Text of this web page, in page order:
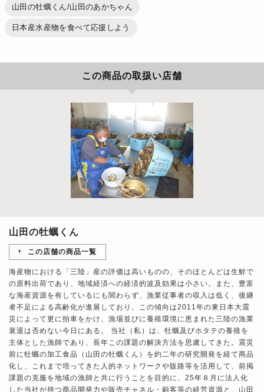
山田の牡蠣くん/山田のあかちゃん
日本産水産物を食べて応援しよう
この商品の取扱い店舗
山田の牡蠣くん
この店舗の商品一覧
海産物における「三陸」産の評価は高いものの、そのほとんどは生鮮で
の原料出荷であり、地域経済への経済的波及効果は小さい。また、豊富
な海産資源を有しているにも関わらず、漁業従事者の収入は低く、後継
者不足による高齢化が進展しており、この傾向は2011年の東日本大震
災によって更に拍車をかけ、漁場並びに養殖環境に恵まれた三陸の漁業
衰退は否めない今日にある。 当社（私）は、牡蠣及びホタテの養殖を
主体とした漁師であり、長年この課題の解決方法を思慮してきた。震災
前に牡蠣の加工食品（山田の牡蠣くん）を約二年の研究開発を経て商品
化し、これまで培ってきた人的ネットワークや販路等を活用して、前掲
課題の克服を地域の漁師と共に行うことを目的に、25年８月に法人化
した当社が持つ商品開発力や販売チャネル・顧客等の経営資源と、山田